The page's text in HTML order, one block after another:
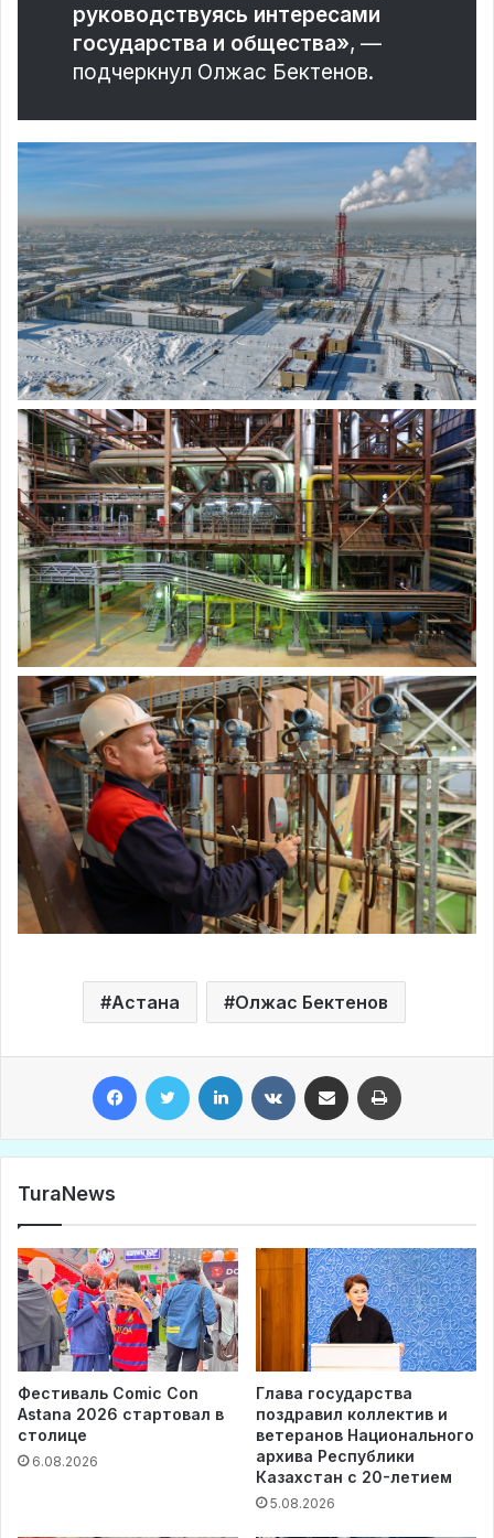
руководствуясь интересами
государства и общества», —
подчеркнул Олжас Бектенов.
Астана Олжас Бектенов
TuraNews
Фестиваль Comic Con
Astana 2026 стартовал в
столице
6.08.2026
Глава государства
поздравил коллектив и
ветеранов Национального
архива Республики
Казахстан с 20-летием
5.08.2026